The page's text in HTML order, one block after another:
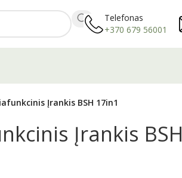
Telefonas
+370 679 56001
Įrankis BSH 17in1
Įrankis BSH